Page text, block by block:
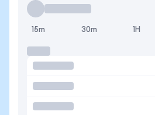
15m 30m 1H